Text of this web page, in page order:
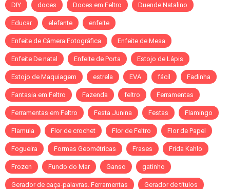
DIY doces Doces em Feltro Duende Natalino
Educar elefante enfeite
Enfeite de Câmera Fotográfica Enfeite de Mesa
Enfeite De natal Enfeite de Porta Estojo de Lápis
Estojo de Maquiagem estrela EVA fácil Fadinha
Fantasia em Feltro Fazenda feltro Ferramentas
Ferramentas em Feltro Festa Junina Festas Flamingo
Flamula Flor de crochet Flor de Feltro Flor de Papel
Fogueira Formas Geométricas Frases Frida Kahlo
Frozen Fundo do Mar Ganso gatinho
Gerador de caça-palavras. Ferramentas Gerador de títulos